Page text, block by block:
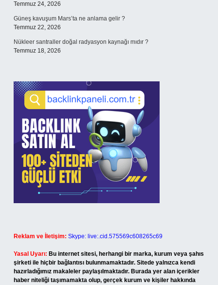
Temmuz 24, 2026
Güneş kavuşum Mars’ta ne anlama gelir ?
Temmuz 22, 2026
Nükleer santraller doğal radyasyon kaynağı mıdır ?
Temmuz 18, 2026
Reklam ve İletişim: Skype: live:.cid.575569c608265c69
Yasal Uyarı: Bu internet sitesi, herhangi bir marka, kurum veya şahıs
şirketi ile hiçbir bağlantısı bulunmamaktadır. Sitede yalnızca kendi
hazırladığımız makaleler paylaşılmaktadır. Burada yer alan içerikler
haber niteliği taşımamakta olup, gerçek kurum ve kişiler hakkında